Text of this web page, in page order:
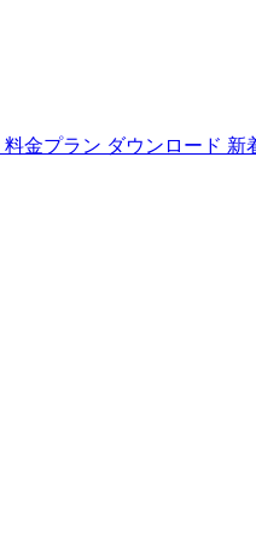
料金プラン ダウンロード 新